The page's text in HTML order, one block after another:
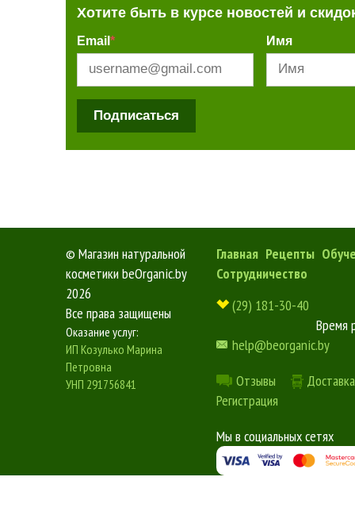
Хотите быть в курсе новостей и
Email * Имя
Подписаться
© Магазин натуральной
косметики beOrganic.by
2026
Все права защищены
Оказание услуг:
ИП Козулько Марина
Петровна
УНП 291756841
Главная Рецепты
Сотрудничество
(29) 181-30-40
Время
help@beorganic.by
Отзывы
Регистрация
Мы в социальных сетях